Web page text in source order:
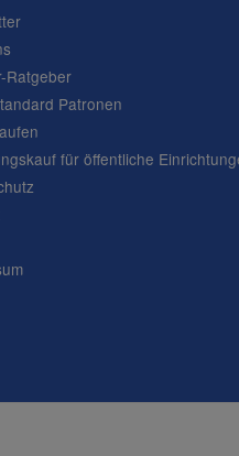
Ratgeber
Patronen
für öffentliche